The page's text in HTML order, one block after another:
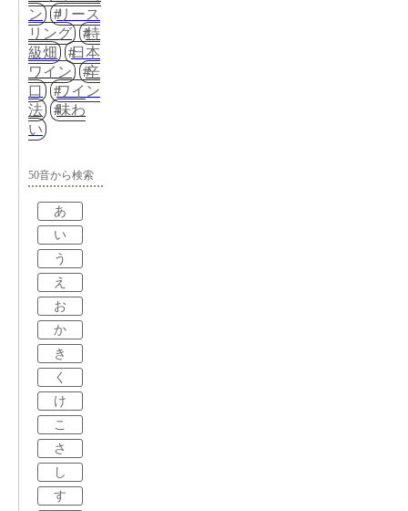
ン
リース
リング
特
級畑
日本
ワイン
辛
口
ワイン
法
味わ
い
50音から検索
あ
い
う
え
お
か
き
く
け
こ
さ
し
す